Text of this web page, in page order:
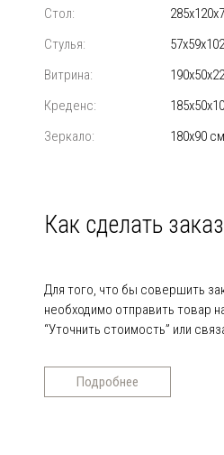
Стол:
Стулья:
Витрина:
Креденс:
Зеркало:
180х90 см
Как сделать заказ
Для того, что бы совершить
необходимо отправить товар
“Уточнить стоимость” или
Подробнее